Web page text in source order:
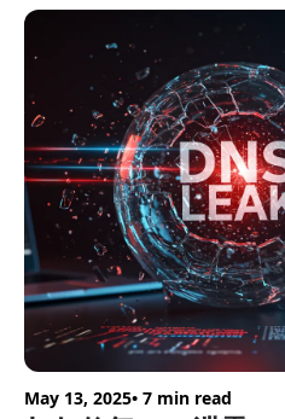
May 13, 2025• 7 min read